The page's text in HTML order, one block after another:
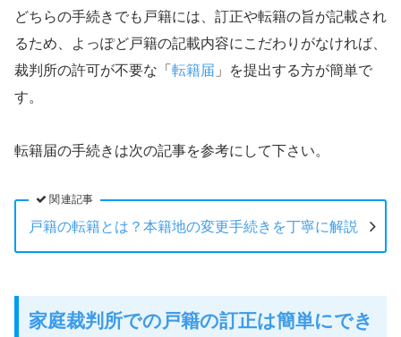
どちらの手続きでも戸籍には、訂正や転籍の旨が記載され
るため、よっぽど戸籍の記載内容にこだわりがなければ、
裁判所の許可が不要な「転籍届 」を提出する方が簡単で
す。
転籍届の手続きは次の記事を参考にして下さい。
関連記事
戸籍の転籍とは？本籍地の変更手続きを丁寧に解説
家庭裁判所での戸籍の訂正は簡単にでき